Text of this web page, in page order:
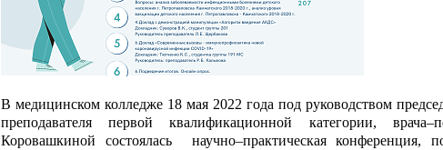
В медицинском колледже 18 мая 2022 года под руководством
преподавателя первой квалификационной категории,
Коровашкиной состоялась научно–практическая